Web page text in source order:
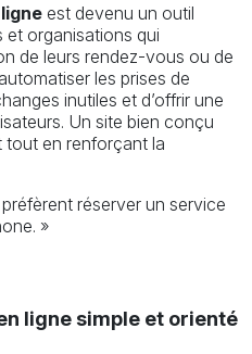
est devenu un outil
et organisations qui
de leurs rendez-vous ou de
les prises de
inutiles et d’offrir une
Un site bien conçu
tout en renforçant la
réserver un service
»
ligne simple et orienté